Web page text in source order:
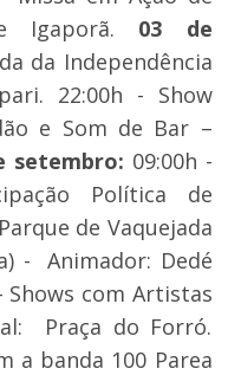
Igaporã. 03 de
da Independência
22:00h - Show
e Som de Bar –
setembro: 09:00h -
Política de
de Vaquejada
- Animador: Dedé
Shows com Artistas
Praça do Forró.
a banda 100 Parea